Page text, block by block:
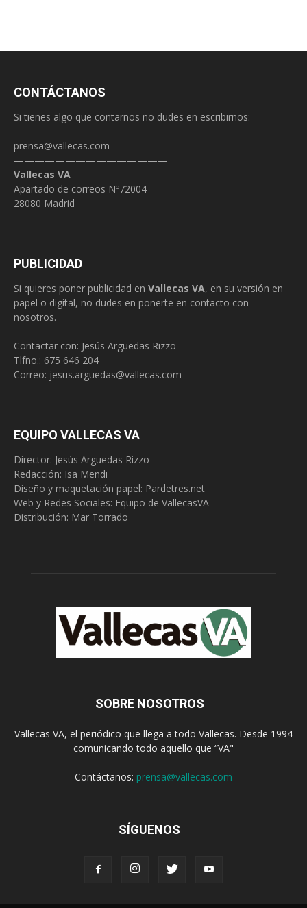
CONTÁCTANOS
Si tienes algo que contarnos no dudes en escribirnos:
prensa@vallecas.com
———————————————
Vallecas VA
Apartado de correos Nº72004
28080 Madrid
PUBLICIDAD
Si quieres poner publicidad en Vallecas VA, en su versión en
papel o digital, no dudes en ponerte en contacto con
nosotros.
Contactar con: Jesús Arguedas Rizzo
Tlfno.: 675 646 204
Correo: jesus.arguedas@vallecas.com
EQUIPO VALLECAS VA
Director: Jesús Arguedas Rizzo
Redacción: Isa Mendi
Diseño y maquetación papel: Pardetres.net
Web y Redes Sociales: Equipo de VallecasVA
Distribución: Mar Torrado
SOBRE NOSOTROS
Vallecas VA, el periódico que llega a todo Vallecas. Desde 1994
comunicando todo aquello que “VA"
Contáctanos: prensa@vallecas.com
SÍGUENOS